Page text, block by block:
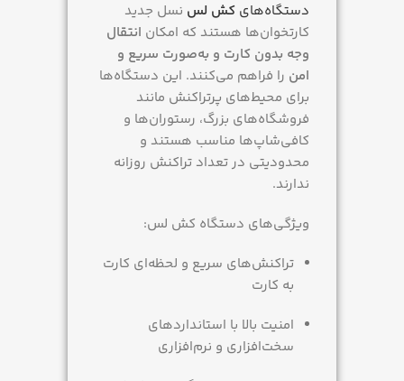
دستگاه‌های کش لس نسل جدید
کارتخوان‌ها هستند که امکان انتقال
وجه بدون کارت و به‌صورت سریع و
امن را فراهم می‌کنند. این دستگاه‌ها
برای محیط‌های پرتراکنش مانند
فروشگاه‌های بزرگ، رستوران‌ها و
کافی‌شاپ‌ها مناسب هستند و
محدودیتی در تعداد تراکنش روزانه
ندارند.
ویژگی‌های دستگاه کش لس:
تراکنش‌های سریع و لحظه‌ای کارت
به کارت
امنیت بالا با استانداردهای
سخت‌افزاری و نرم‌افزاری